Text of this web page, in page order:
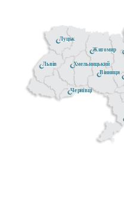
Житомир
Чернівці
Хмельницький
Луцьк
Вінниця
Львів